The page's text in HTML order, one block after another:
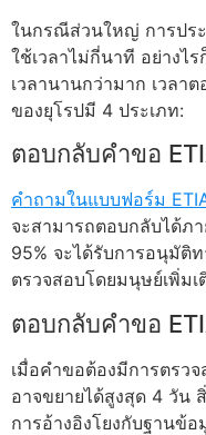
ในกรณีส่วนใหญ่ การปร
ใช้เวลาไม่กี่นาที อย่างไ
เวลานานกว่ามาก เวลา
ของยุโรปมี 4 ประเภท:
ตอบกลับคำขอ
คำถามในแบบฟอร์ม
จะสามารถตอบกลับได้
95% จะได้รับการอนุมัติ
ตรวจสอบโดยมนุษย์เพิ่มเ
ตอบกลับคำขอ
เมื่อคำขอต้องมีการตรวจ
อาจขยายได้สูงสุด 4 วัน
การอ้างอิงโยงกับฐานข้